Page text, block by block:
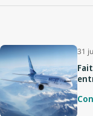
31